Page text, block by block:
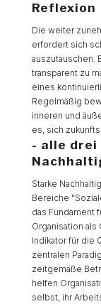
Reflexion
Die weiter
erfordert sich
auszutauschen.
transparent zu
eines
Regelmäßig
inneren und
es, sich
- alle drei
Starke
Bereiche
das Fundament
Organisation
Indikator für die
zentralen
zeitgemäße
helfen
selbst, ihr